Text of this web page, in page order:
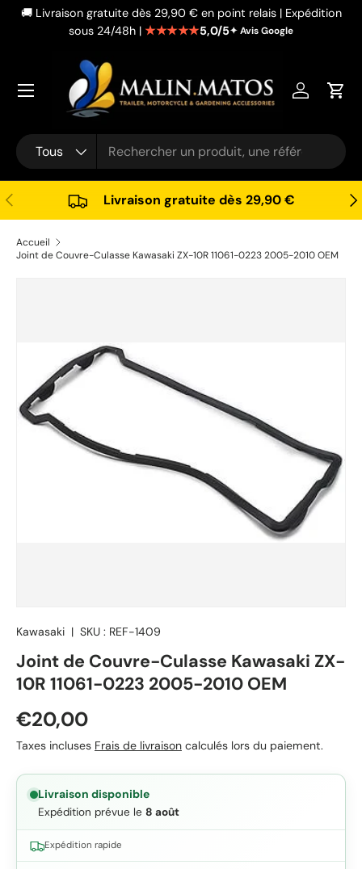
Aller au contenu
🚚 Livraison gratuite dès 29,90 € en point relais | Expédition
sous 24/48h | ★★★★★5,0/5✦ Avis Google
Recherche
Type de produit
Tous
Se
Précédent Livraison gratuite dès 29,90 €
Accueil
Joint de Couvre-Culasse Kawasaki ZX-10R 11061-0223 2005-2010 OEM
Kawasaki | SKU : REF-1409
Joint de Couvre-Culasse Kawasaki ZX-
10R 11061-0223 2005-2010 OEM
Prix habituel
€20,00
Taxes incluses Frais de livraison calculés lors du paiement.
Livraison disponible
Expédition prévue le 8 août
Expédition rapide